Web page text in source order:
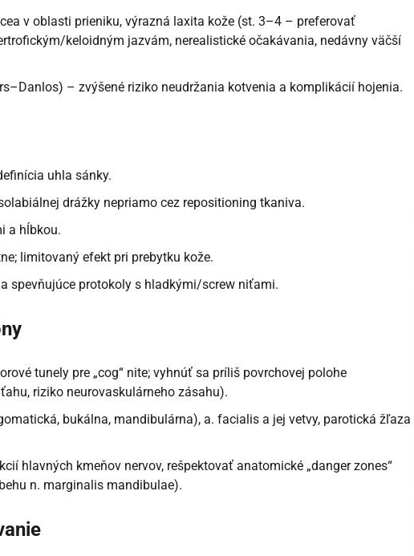
v oblasti prieniku, výrazná laxita kože (st. 3–4 – preferovať
keloidným jazvám, nerealistické očakávania, nedávny väčší
– zvýšené riziko neudržania kotvenia a komplikácií hojenia.
uhla sánky.
drážky nepriamo cez repositioning tkaniva.
a hĺbkou.
limitovaný efekt pri prebytku kože.
spevňujúce protokoly s hladkými/screw niťami.
tunely pre „cog“ nite; vyhnúť sa príliš povrchovej polohe
riziko neurovaskulárneho zásahu).
bukálna, mandibulárna), a. facialis a jej vetvy, parotická žľaza
hlavných kmeňov nervov, rešpektovať anatomické „danger zones“
n. marginalis mandibulae).